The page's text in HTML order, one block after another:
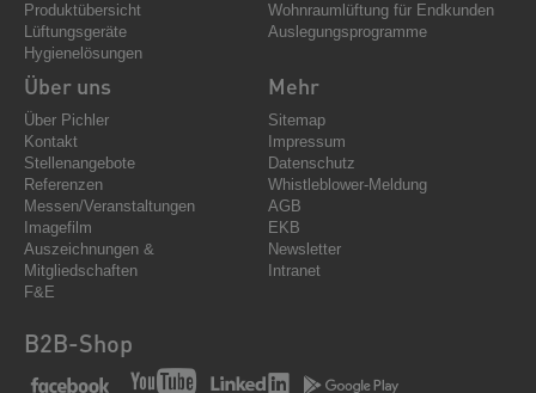
Produktübersicht
Lüftungsgeräte
Hygienelösungen
Wohnraumlüftung für Endkunden
Auslegungsprogramme
Über uns
Über Pichler
Kontakt
Stellenangebote
Referenzen
Messen/Veranstaltungen
Imagefilm
Auszeichnungen &
Mitgliedschaften
F&E
Mehr
Sitemap
Impressum
Datenschutz
Whistleblower-Meldung
AGB
EKB
Newsletter
Intranet
B2B-Shop